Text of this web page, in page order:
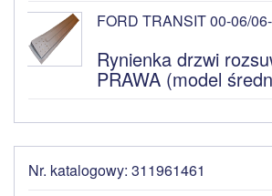
FORD TRANSIT 00-06/
Rynienka drzwi
PRAWA (model
Nr. katalogowy: 311961461